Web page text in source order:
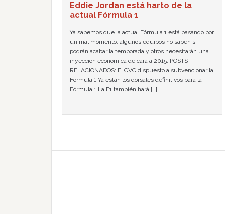
Eddie Jordan está harto de la
actual Fórmula 1
Ya sabemos que la actual Fórmula 1 está pasando por
un mal momento, algunos equipos no saben si
podrán acabar la temporada y otros necesitarán una
inyección económica de cara a 2015. POSTS
RELACIONADOS: El CVC dispuesto a subvencionar la
Fórmula 1 Ya están los dorsales definitivos para la
Fórmula 1 La F1 también hará […]